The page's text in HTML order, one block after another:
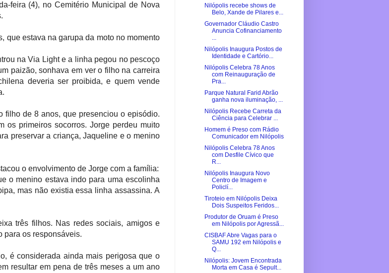
feira (4), no Cemitério Municipal de Nova
que estava na garupa da moto no momento
na Via Light e a linha pegou no pescoço
paizão, sonhava em ver o filho na carreira
deveria ser proibida, e quem vende
filho de 8 anos, que presenciou o episódio.
os primeiros socorros. Jorge perdeu muito
preservar a criança, Jaqueline e o menino
o envolvimento de Jorge com a família:
o menino estava indo para uma escolinha
mas não existia essa linha assassina. A
três filhos. Nas redes sociais, amigos e
para os responsáveis.
é considerada ainda mais perigosa que o
resultar em pena de três meses a um ano
Nilópolis recebe shows de
Belo, Xande de Pilares e...
Governador Cláudio Castro
Anuncia Cofinanciamento
...
Nilópolis Inaugura Postos de
Identidade e Cartório...
Nilópolis Celebra 78 Anos
com Reinauguração de
Pra...
Parque Natural Farid Abrão
ganha nova iluminação, ...
Nilópolis Recebe Carreta da
Ciência para Celebrar ...
Homem é Preso com Rádio
Comunicador em Nilópolis
Nilópolis Celebra 78 Anos
com Desfile Cívico que
R...
Nilópolis Inaugura Novo
Centro de Imagem e
Policlí...
Tiroteio em Nilópolis Deixa
Dois Suspeitos Feridos...
Produtor de Oruam é Preso
em Nilópolis por Agressã...
CISBAF Abre Vagas para o
SAMU 192 em Nilópolis e
Q...
Nilópolis: Jovem Encontrada
Morta em Casa é Sepult...